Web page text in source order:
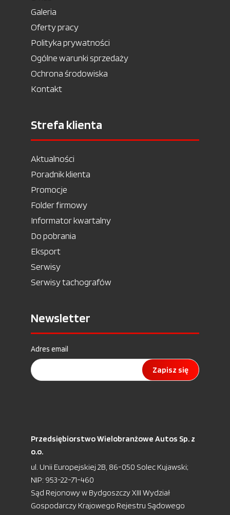
Galeria
Oferty pracy
Polityka prywatności
Ogólne warunki sprzedaży
Ochrona środowiska
Kontakt
Strefa klienta
Aktualności
Poradnik klienta
Promocje
Folder firmowy
Informator kwartalny
Do pobrania
Eksport
Serwisy
Serwisy tachografów
Newsletter
Adres email
Zapisz się
Przedsiębiorstwo Wielobranżowe Autos Sp. z
o.o.
ul. Unii Europejskiej 2B, 86-050 Solec Kujawski;
NIP: 953-22-71-460
Sąd Rejonowy w Bydgoszczy XIII Wydział
Gospodarczy Krajowego Rejestru Sądowego